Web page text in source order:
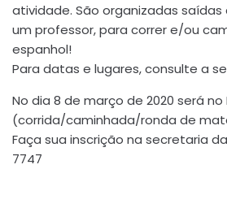
atividade. São organizadas
um professor, para correr e/ou
espanhol!
Para datas e lugares, consulte a
No dia 8 de março de 2020 será no
(corrida/caminhada/ronda de
Faça sua inscrição na secretaria
7747